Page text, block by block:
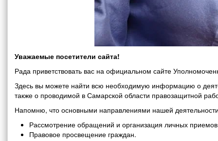
Уважаемые посетители сайта!
Рада приветствовать вас на официальном сайте
Здесь вы можете найти всю необходимую информацию о
также о проводимой в Самарской области правозащитной
Напомню, что основными направлениями нашей
Рассмотрение обращений и организация личных
Правовое просвещение граждан.